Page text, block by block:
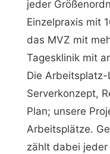
jeder
Einzelpraxis mit
das MVZ mit
Tagesklinik mit
Die
Serverkonzept,
Plan; unsere
Arbeitsplätze.
zählt dabei